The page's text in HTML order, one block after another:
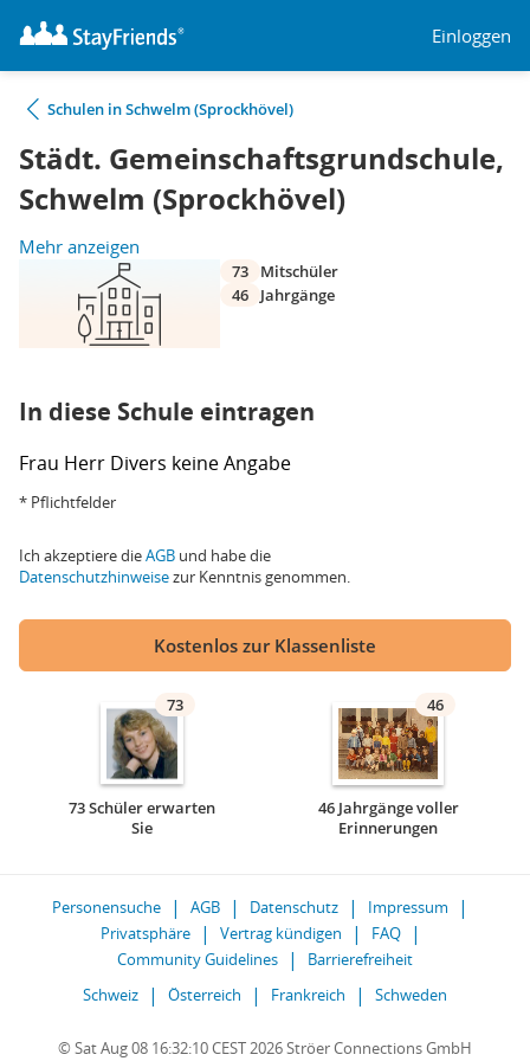
Einloggen
Schulen in Schwelm (Sprockhövel)
Städt. Gemeinschaftsgrundschule,
Schwelm (Sprockhövel)
Mehr anzeigen
73
Mitschüler
46
Jahrgänge
In diese Schule eintragen
Frau Herr Divers keine Angabe
* Pflichtfelder
Ich akzeptiere dieAGB und habe die
Datenschutzhinweisezur Kenntnis genommen.
Kostenlos zur Klassenliste
73
73 Schüler erwarten
Sie
46
46 Jahrgänge voller
Erinnerungen
Personensuche AGB Datenschutz
Impressum
Privatsphäre
Vertrag kündigen
FAQ
Community Guidelines
Barrierefreiheit
Schweiz
Österreich Frankreich Schweden
© Sat Aug 08 16:32:10 CEST 2026 Ströer Connections GmbH